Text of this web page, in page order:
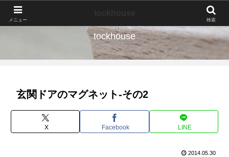
tockhouse
玄関ドアのマグネット-その2
X Facebook LINE
2014.05.30
メニュー 検索